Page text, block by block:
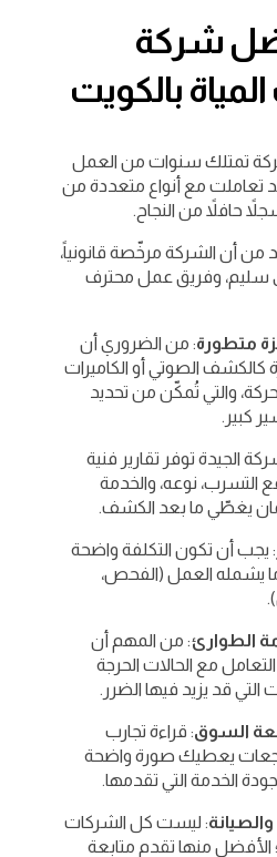
شركة
بالكويت
تمتلك سنوات من العمل
تعاملت مع أنواع متعددة من
حافلاً من النجاح.
من أن الشركة مرخّصة قانونياً،
سليم، وفريق عمل محترف
متطورة: من الضروري أن
كالكشف الصوتي أو الكاميرات
والتي تُمكّن من تحديد
كبير.
الجيدة توفر تقارير فنية
نوعه، والخدمة
يغطّي ما بعد الكشف.
: يجب أن تكون التكلفة واضحة
ما يشمله العمل (الفحص،
الطوارئ: من المهم أن
مع الحالات الحرجة
قد يزيد فيها الضرر.
السوق: قراءة تجارب
يعطيك صورة واضحة
الخدمة التي تقدمها.
: ليست كل الشركات
منها تقدم متابعة